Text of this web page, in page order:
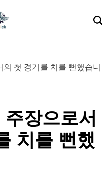
장으로서
치를 뻔했